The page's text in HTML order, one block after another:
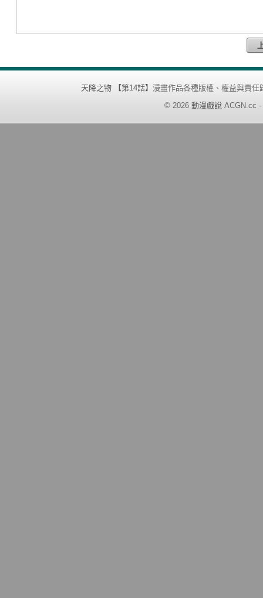
天降之物 【第14話】漫畫作品各種版權、權益與責任
© 2026 動漫戲說 ACGN.cc